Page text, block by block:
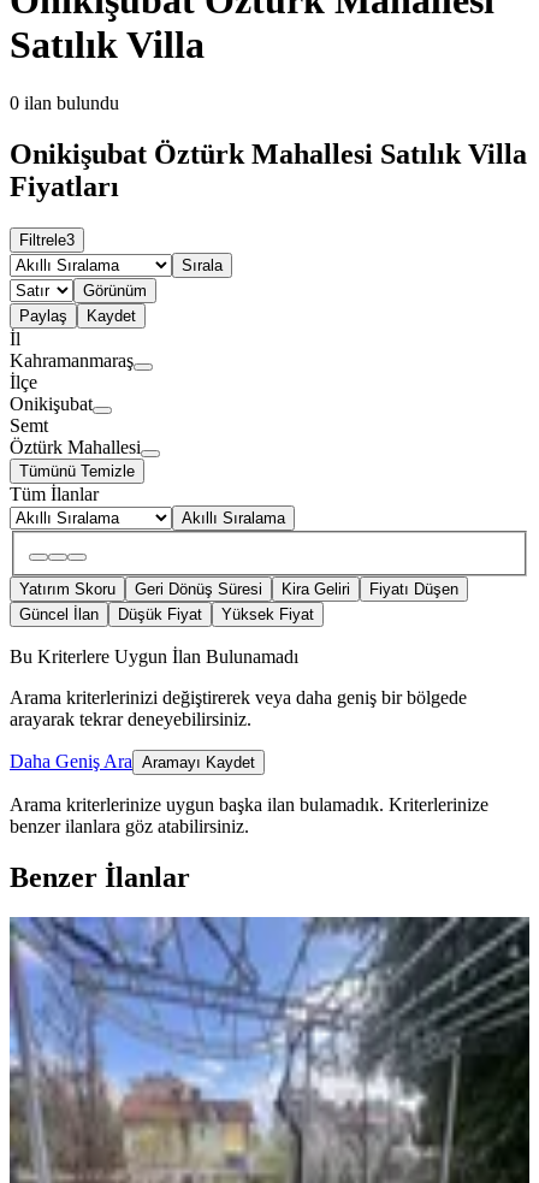
Satılık Villa
0 ilan bulundu
Onikişubat Öztürk Mahallesi Satılık Villa
Fiyatları
Filtrele3
Sırala
Görünüm
Paylaş
Kaydet
İl
Kahramanmaraş
İlçe
Onikişubat
Semt
Öztürk Mahallesi
Tümünü Temizle
Tüm İlanlar
Akıllı Sıralama
Yatırım Skoru Geri Dönüş Süresi Kira Geliri
Fiyatı Düşen
Güncel İlan
Düşük Fiyat Yüksek Fiyat
Bu Kriterlere Uygun İlan Bulunamadı
Arama kriterlerinizi değiştirerek veya daha geniş bir bölgede
arayarak tekrar deneyebilirsiniz.
Daha Geniş Ara Aramayı Kaydet
Arama kriterlerinize uygun başka ilan bulamadık. Kriterlerinize
benzer ilanlara göz atabilirsiniz.
Benzer İlanlar
MANZARALI
Yeni Rota Güvencesiyle Şehrin
Merkezinde Villa Sahibi Olun
Onikişubat, Hürriyet Mahallesi
6+1
320 m² 31.07.2026
25.000.000 ₺